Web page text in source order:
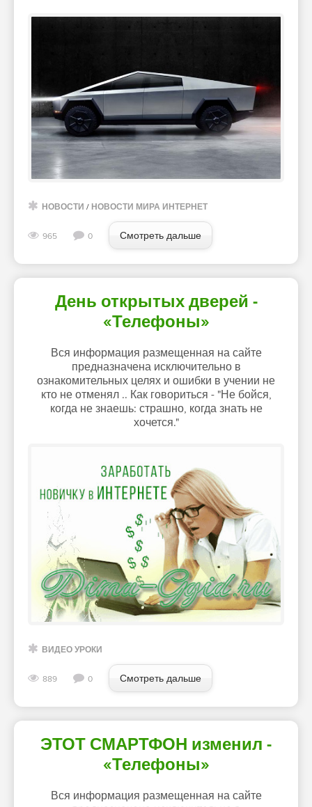
НОВОСТИ / НОВОСТИ МИРА ИНТЕРНЕТ
965 0 Смотреть дальше
День открытых дверей -
«Телефоны»
Вся информация размещенная на сайте
предназначена исключительно в
ознакомительных целях и ошибки в учении не
кто не отменял .. Как говориться - "Не бойся,
когда не знаешь: страшно, когда знать не
хочется."
ВИДЕО УРОКИ
889 0 Смотреть дальше
ЭТОТ СМАРТФОН изменил -
«Телефоны»
Вся информация размещенная на сайте